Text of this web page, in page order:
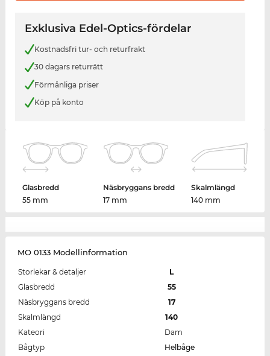
Exklusiva Edel-Optics-fördelar
Kostnadsfri tur- och returfrakt
30 dagars returrätt
Förmånliga priser
Köp på konto
Glasbredd
55 mm
Näsbryggans bredd
17 mm
Skalmlängd
140 mm
MO 0133 Modellinformation
Storlekar & detaljer
L
Glasbredd
55
Näsbryggans bredd
17
Skalmlängd
140
Kateori
Dam
Bågtyp
Helbåge